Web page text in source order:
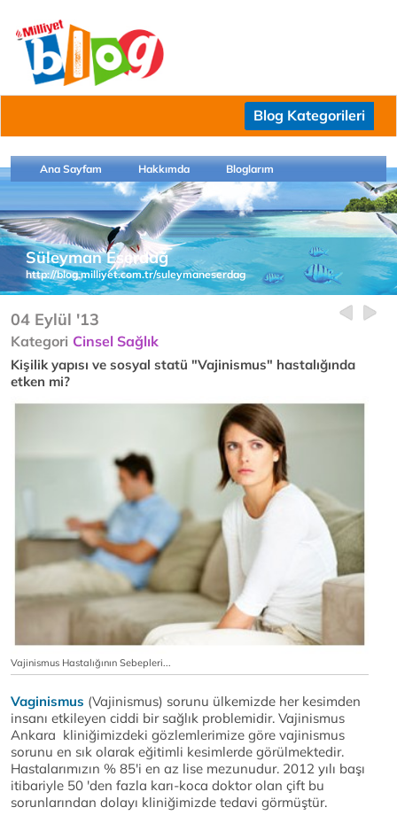
Blog Kategorileri
Ana Sayfam Hakkımda Bloglarım
Süleyman Eserdağ
http://blog.milliyet.com.tr/suleymaneserdag
04 Eylül '13
Kategori Cinsel Sağlık
Kişilik yapısı ve sosyal statü "Vajinismus" hastalığında
etken mi?
Vajinismus Hastalığının Sebepleri...
Vaginismus (Vajinismus) sorunu ülkemizde her kesimden
insanı etkileyen ciddi bir sağlık problemidir. Vajinismus
Ankara kliniğimizdeki gözlemlerimize göre vajinismus
sorunu en sık olarak eğitimli kesimlerde görülmektedir.
Hastalarımızın % 85'i en az lise mezunudur. 2012 yılı başı
itibariyle 50 'den fazla karı-koca doktor olan çift bu
sorunlarından dolayı kliniğimizde tedavi görmüştür.